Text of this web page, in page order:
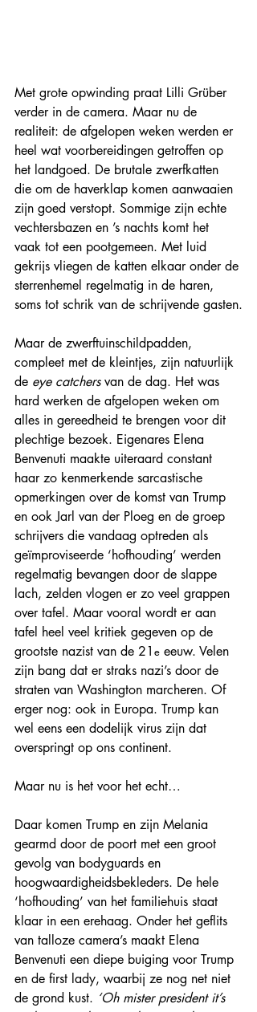
Met grote opwinding praat Lilli Grüber
verder in de camera. Maar nu de
realiteit: de afgelopen weken werden er
heel wat voorbereidingen getroffen op
het landgoed. De brutale zwerfkatten
die om de haverklap komen aanwaaien
zijn goed verstopt. Sommige zijn echte
vechtersbazen en ’s nachts komt het
vaak tot een pootgemeen. Met luid
gekrijs vliegen de katten elkaar onder de
sterrenhemel regelmatig in de haren,
soms tot schrik van de schrijvende gasten.
Maar de zwerftuinschildpadden,
compleet met de kleintjes, zijn natuurlijk
de eye catchers van de dag. Het was
hard werken de afgelopen weken om
alles in gereedheid te brengen voor dit
plechtige bezoek. Eigenares Elena
Benvenuti maakte uiteraard constant
haar zo kenmerkende sarcastische
opmerkingen over de komst van Trump
en ook Jarl van der Ploeg en de groep
schrijvers die vandaag optreden als
geïmproviseerde ‘hofhouding’ werden
regelmatig bevangen door de slappe
lach, zelden vlogen er zo veel grappen
over tafel. Maar vooral wordt er aan
tafel heel veel kritiek gegeven op de
grootste nazist van de 21 e eeuw. Velen
zijn bang dat er straks nazi’s door de
straten van Washington marcheren. Of
erger nog: ook in Europa. Trump kan
wel eens een dodelijk virus zijn dat
overspringt op ons continent.
Maar nu is het voor het echt…
Daar komen Trump en zijn Melania
gearmd door de poort met een groot
gevolg van bodyguards en
hoogwaardigheidsbekleders. De hele
‘hofhouding’ van het familiehuis staat
klaar in een erehaag. Onder het geflits
van talloze camera’s maakt Elena
Benvenuti een diepe buiging voor Trump
en de first lady, waarbij ze nog net niet
de grond kust. ‘Oh mister president it’s